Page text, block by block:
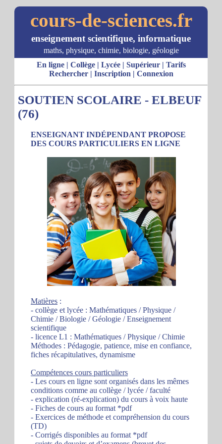
cours-de-sciences.fr
enseignement scientifique, informatique
maths, physique, chimie, biologie, géologie
En ligne| Collège| Lycée| Supérieur| Tarifs
Rechercher| Inscription | Connexion
SOUTIEN SCOLAIRE - ELBEUF
(76)
ENSEIGNANT INDÉPENDANT PROPOSE
DES COURS PARTICULIERS EN LIGNE
Matières :
- collège et lycée : Mathématiques / Physique /
Chimie / Biologie / Géologie / Enseignement
scientifique
- licence L1 : Mathématiques / Physique / Chimie
Méthodes : Pédagogie, patience, mise en confiance,
fiches récapitulatives, dynamisme
Compétences cours particuliers
- Les cours en ligne sont organisés dans les mêmes
conditions comme au collège / lycée / faculté
- explication (ré-explication) du cours à voix haute
- Fiches de cours au format *pdf
- Exercices de méthode et compréhension du cours
(TD)
- Corrigés disponibles au format *pdf